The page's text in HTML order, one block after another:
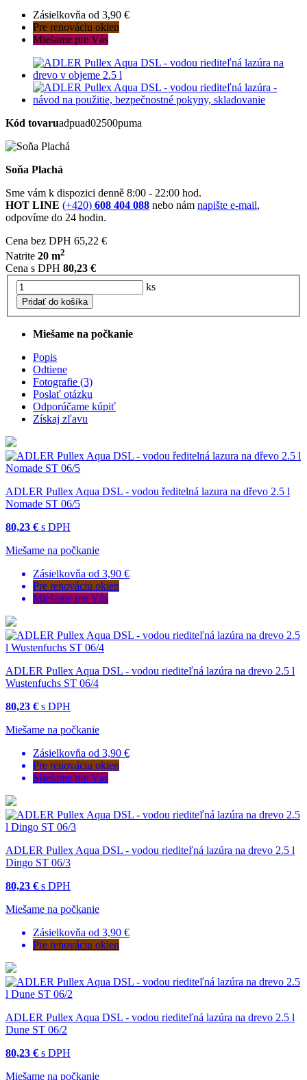
Zásielkovňa od 3,90 €
Pre renováciu okien
Miešame pre Vás
Kód tovaruadpuad02500puma
Soňa Plachá
Sme vám k dispozici denně 8:00 - 22:00 hod.
HOT LINE (+420) 608 404 088 nebo nám napište e-mail,
odpovíme do 24 hodin.
Cena bez DPH 65,22 €
Natrite 20 m2
Cena s DPH 80,23 €
ks
Pridať do košíka
Miešame na počkanie
Popis
Odtiene
Fotografie (3)
Poslať otázku
Odporúčame kúpiť
Získaj zľavu
ADLER Pullex Aqua DSL - vodou ředitelná lazura na dřevo 2.5 l
Nomade ST 06/5
80,23 € s DPH
Miešame na počkanie
Zásielkovňa od 3,90 €
Pre renováciu okien
Miešame pre Vás
ADLER Pullex Aqua DSL - vodou riediteľná lazúra na drevo 2.5 l
Wustenfuchs ST 06/4
80,23 € s DPH
Miešame na počkanie
Zásielkovňa od 3,90 €
Pre renováciu okien
Miešame pre Vás
ADLER Pullex Aqua DSL - vodou riediteľná lazúra na drevo 2.5 l
Dingo ST 06/3
80,23 € s DPH
Miešame na počkanie
Zásielkovňa od 3,90 €
Pre renováciu okien
ADLER Pullex Aqua DSL - vodou riediteľná lazúra na drevo 2.5 l
Dune ST 06/2
80,23 € s DPH
Miešame na počkanie